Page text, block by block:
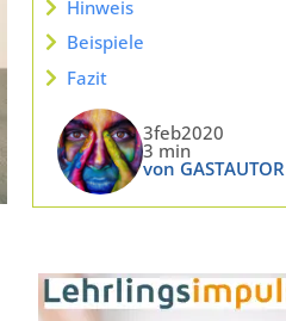
Hinweis
Beispiele
Fazit
3feb2020
3 min
von GASTAUTOR